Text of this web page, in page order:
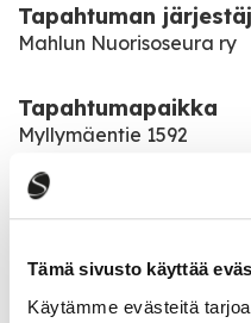
Tämä sivusto käyttää
Käytämme evästeitä
Tapahtuman
Mahlun Nuorisoseura ry
Tapahtumapaikka
Myllymäentie 1592